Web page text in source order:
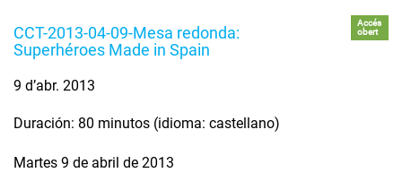
CCT-2013-04-09-Mesa redonda:
Superhéroes Made in Spain
Accés
obert
9 d’abr. 2013
Duración: 80 minutos (idioma: castellano)
Martes 9 de abril de 2013